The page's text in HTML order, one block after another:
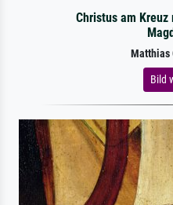
Christus am
Matthias
Bild